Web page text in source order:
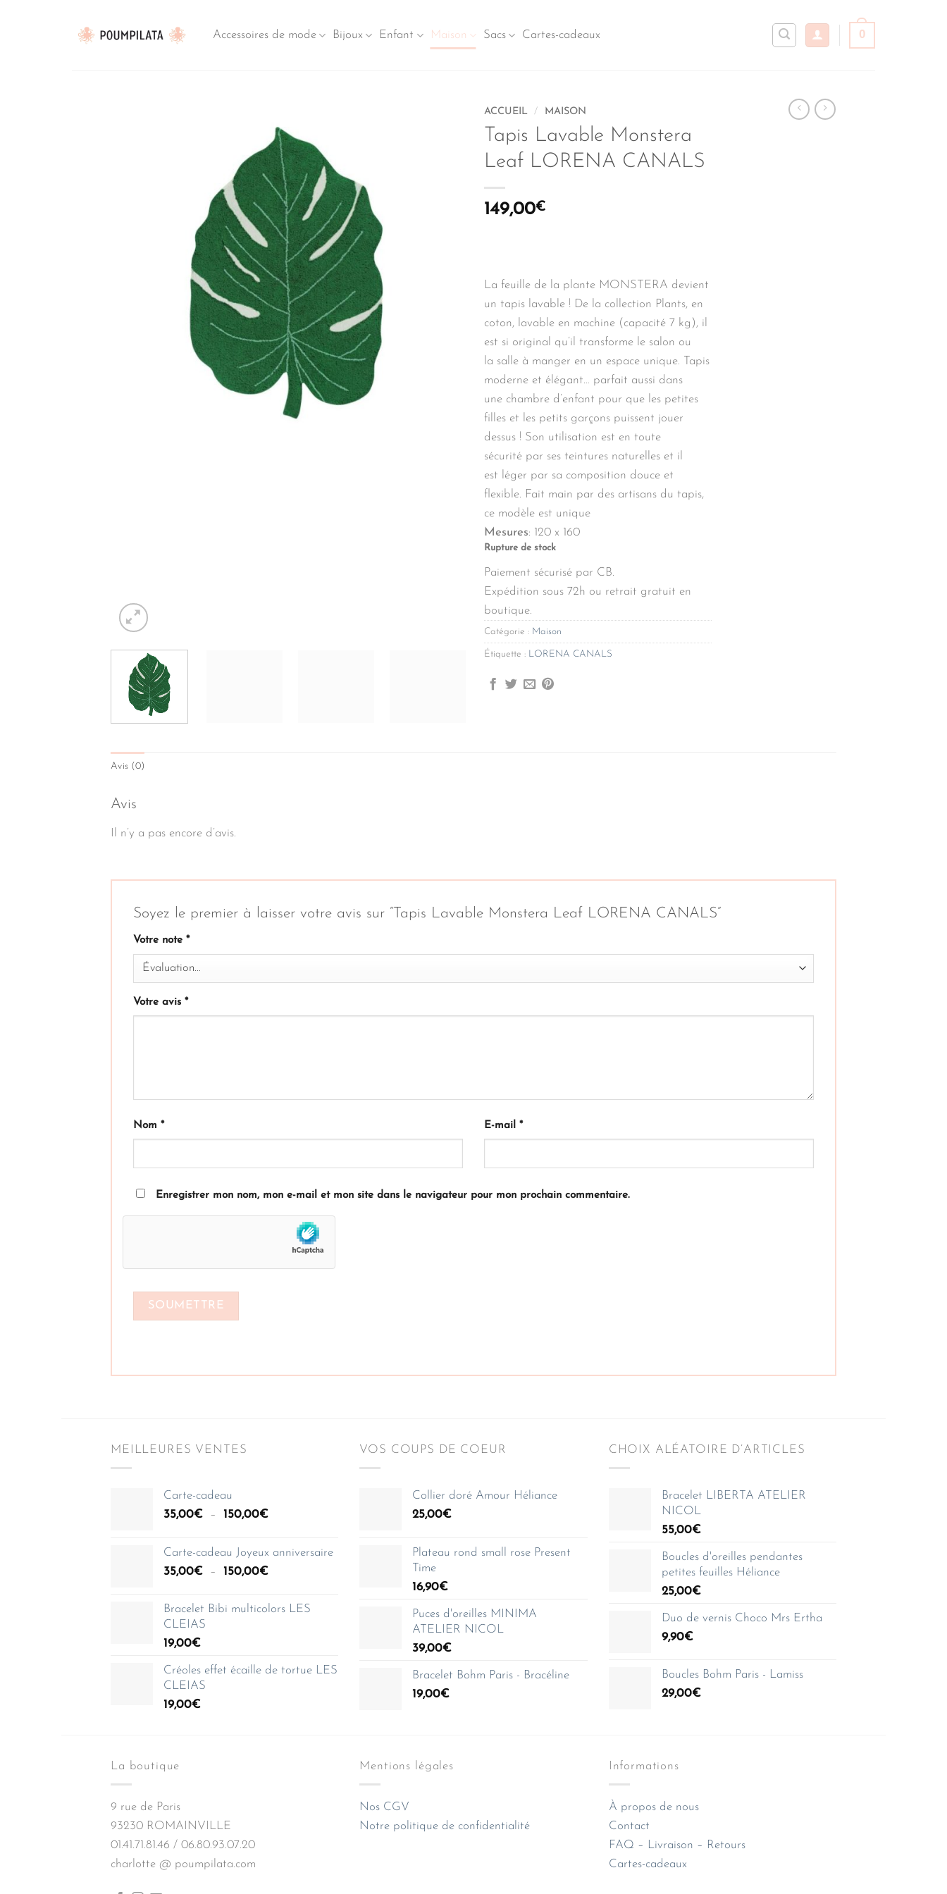
contenu
Accessoires de mode Bijoux Enfant Maison Sacs Cartes-cadeaux 0
ACCUEIL / MAISON
Tapis Lavable Monstera
Leaf LORENA CANALS
149,00€
La feuille de la plante MONSTERA devient
un tapis lavable ! De la collection Plants, en
coton, lavable en machine (capacité 7 kg), il
est si original qu’il transforme le salon ou
la salle à manger en un espace unique. Tapis
moderne et élégant… parfait aussi dans
une chambre d’enfant pour que les petites
filles et les petits garçons puissent jouer
dessus ! Son utilisation est en toute
sécurité par ses teintures naturelles et il
est léger par sa composition douce et
flexible. Fait main par des artisans du tapis,
ce modèle est unique
Mesures: 120 x 160
Rupture de stock
Paiement sécurisé par CB.
Expédition sous 72h ou retrait gratuit en
boutique.
Catégorie : Maison
Étiquette : LORENA CANALS
Avis (0)
Avis
Il n’y a pas encore d’avis.
Soyez le premier à laisser votre avis sur “Tapis Lavable Monstera Leaf LORENA CANALS”
Votre note *
Votre avis *
Nom * E-mail *
Enregistrer mon nom, mon e-mail et mon site dans le navigateur pour mon prochain commentaire.
MEILLEURES VENTES
Carte-cadeau
35,00€ – 150,00€Plage
à
Carte-cadeau Joyeux anniversaire
35,00€ – 150,00€Plage
prix :
Bracelet Bibi multicolors LES
CLEIAS
19,00€
Créoles effet écaille de tortue LES
CLEIAS
19,00€
VOS COUPS DE COEUR
Collier doré Amour Héliance
25,00€
Plateau rond small rose Present
Time
16,90€
Puces d'oreilles MINIMA
ATELIER NICOL
39,00€
Bracelet Bohm Paris - Bracéline
19,00€
CHOIX ALÉATOIRE D’ARTICLES
Bracelet LIBERTA ATELIER
NICOL
55,00€
Boucles d'oreilles pendantes
petites feuilles Héliance
25,00€
Duo de vernis Choco Mrs Ertha
9,90€
Boucles Bohm Paris - Lamiss
29,00€
La boutique
9 rue de Paris
93230 ROMAINVILLE
01.41.71.81.46 / 06.80.93.07.20
charlotte @ poumpilata.com
Mentions légales
Nos CGV
Notre politique de confidentialité
Informations
À propos de nous
Contact
FAQ – Livraison – Retours
Cartes-cadeaux